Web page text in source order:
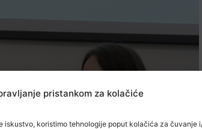
pristankom za kolačiće
iskustvo, koristimo tehnologije poput kolačića za čuvanje